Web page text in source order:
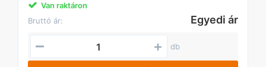
Van raktáron
Bruttó ár:
Egyedi ár
db